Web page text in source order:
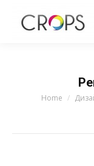
You are here:
Home